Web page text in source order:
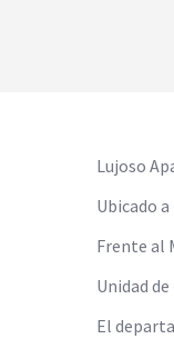
Lujoso
Ubicado
Frente al
Unidad
El